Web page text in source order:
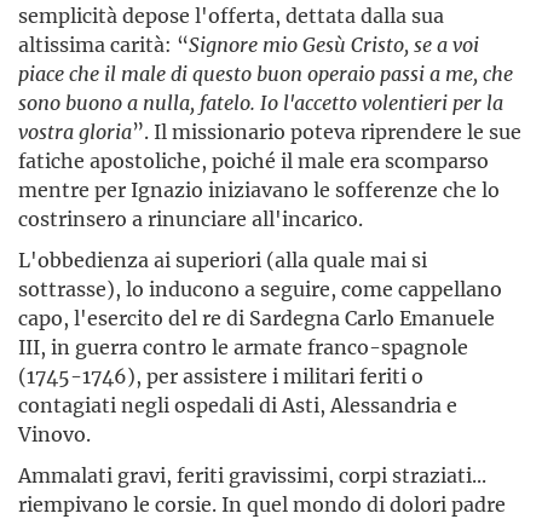
semplicità depose l'offerta, dettata dalla sua
altissima carità: “Signore mio Gesù Cristo, se a voi
piace che il male di questo buon operaio passi a me, che
sono buono a nulla, fatelo. Io l'accetto volentieri per la
vostra gloria”. Il missionario poteva riprendere le sue
fatiche apostoliche, poiché il male era scomparso
mentre per Ignazio iniziavano le sofferenze che lo
costrinsero a rinunciare all'incarico.
L'obbedienza ai superiori (alla quale mai si
sottrasse), lo inducono a seguire, come cappellano
capo, l'esercito del re di Sardegna Carlo Emanuele
III, in guerra contro le armate franco-spagnole
(1745-1746), per assistere i militari feriti o
contagiati negli ospedali di Asti, Alessandria e
Vinovo.
Ammalati gravi, feriti gravissimi, corpi straziati...
riempivano le corsie. In quel mondo di dolori padre